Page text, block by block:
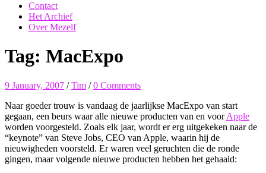
Contact
Het Archief
Over Mezelf
Tag: MacExpo
9 January, 2007 /Tim /0 Comments
Naar goeder trouw is vandaag de jaarlijkse MacExpo van start
gegaan, een beurs waar alle nieuwe producten van en voorApple
worden voorgesteld. Zoals elk jaar, wordt er erg uitgekeken naar de
“keynote” van Steve Jobs, CEO van Apple, waarin hij de
nieuwigheden voorsteld. Er waren veel geruchten die de ronde
gingen, maar volgende nieuwe producten hebben het gehaald: